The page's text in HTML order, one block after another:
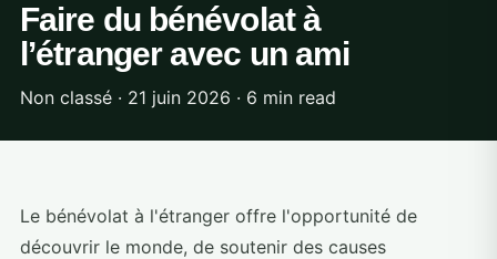
Faire du bénévolat à
l’étranger avec un ami
Non classé · 21 juin 2026 · 6 min read
Le bénévolat à l'étranger offre l'opportunité de
découvrir le monde, de soutenir des causes